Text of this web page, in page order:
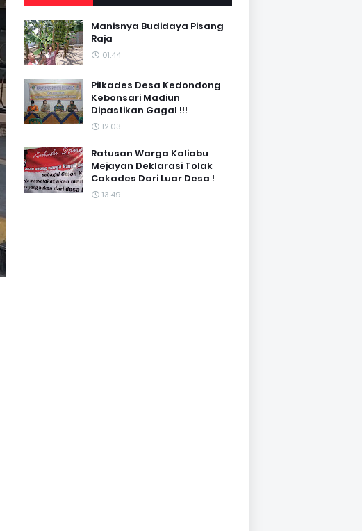
Manisnya Budidaya Pisang
Raja
01.44
Pilkades Desa Kedondong
Kebonsari Madiun
Dipastikan Gagal !!!
12.03
Ratusan Warga Kaliabu
Mejayan Deklarasi Tolak
Cakades Dari Luar Desa !
13.49